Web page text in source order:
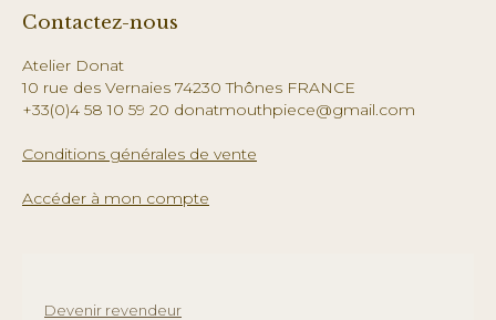
Contactez-nous
Atelier Donat
10 rue des Vernaies 74230 Thônes FRANCE
+33(0)4 58 10 59 20 donatmouthpiece@gmail.com
Conditions générales de vente
Accéder à mon compte
Devenir revendeur